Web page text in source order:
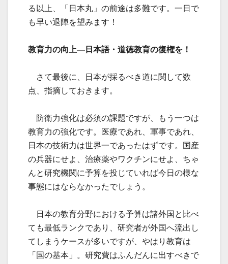
る以上、「日本丸」の前途は多難です。一日で
も早い退陣を望みます！
教育力の向上—日本語・道徳教育の復権を！
さて最後に、日本が採るべき道に関して数
点、指摘しておきます。
防衛力強化は必須の課題ですが、もう一つは
教育力の強化です。医療であれ、軍事であれ、
日本の技術力は世界一であったはずです。国産
の兵器にせよ、治療薬やワクチンにせよ、ちゃ
んと研究機関に予算を投じていれば今日の様な
事態にはならなかったでしょう。
日本の教育分野における予算は諸外国と比べ
ても最低ランクであり、研究者が外国へ流出し
てしまうケースが多いですが、やはり教育は
「国の基本」。研究費はふんだんに出すべきで